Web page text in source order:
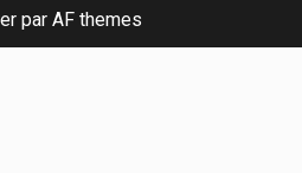
par AF themes